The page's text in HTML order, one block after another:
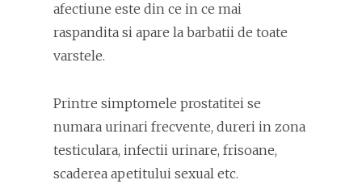
afectiune este din ce in ce mai
raspandita si apare la barbatii de toate
varstele.
Printre simptomele prostatitei se
numara urinari frecvente, dureri in zona
testiculara, infectii urinare, frisoane,
scaderea apetitului sexual etc.